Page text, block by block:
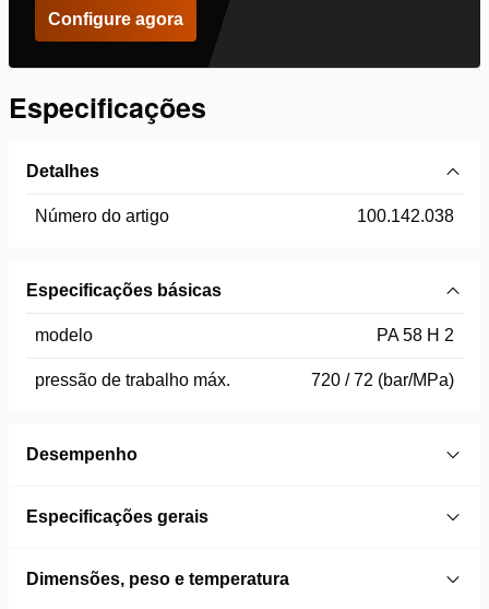
Configure agora
Especificações
Detalhes
Número do artigo 100.142.038
Especificações básicas
modelo PA 58 H 2
pressão de trabalho máx. 720 / 72 (bar/MPa)
Desempenho
Especificações gerais
Dimensões, peso e temperatura